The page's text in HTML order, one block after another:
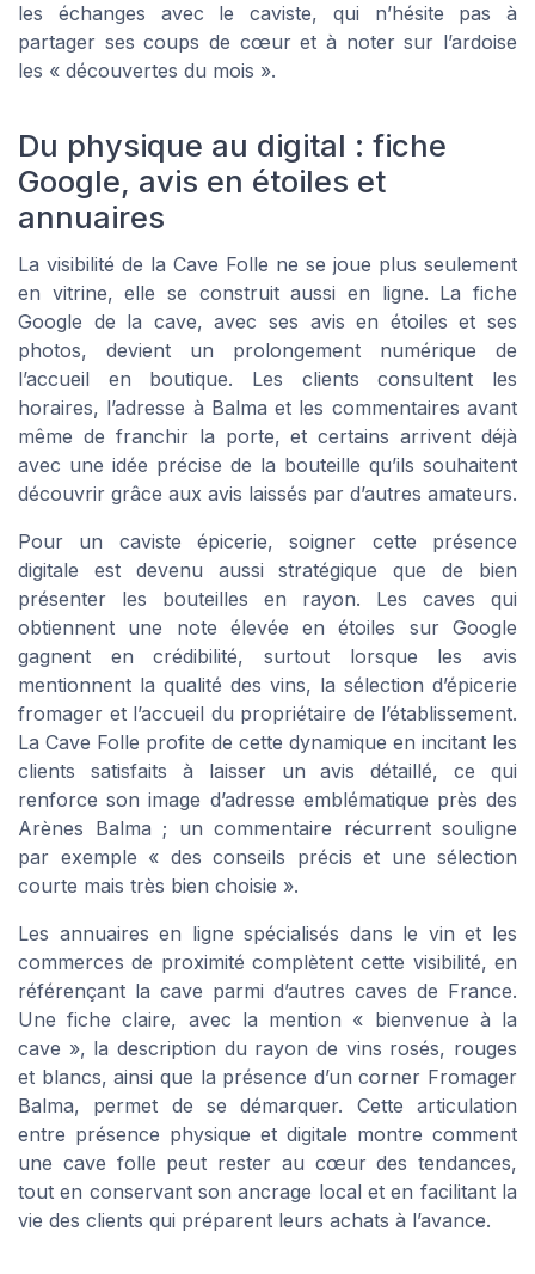
les échanges avec le caviste, qui n’hésite pas à
partager ses coups de cœur et à noter sur l’ardoise
les « découvertes du mois ».
Du physique au digital : fiche
Google, avis en étoiles et
annuaires
La visibilité de la Cave Folle ne se joue plus seulement
en vitrine, elle se construit aussi en ligne. La fiche
Google de la cave, avec ses avis en étoiles et ses
photos, devient un prolongement numérique de
l’accueil en boutique. Les clients consultent les
horaires, l’adresse à Balma et les commentaires avant
même de franchir la porte, et certains arrivent déjà
avec une idée précise de la bouteille qu’ils souhaitent
découvrir grâce aux avis laissés par d’autres amateurs.
Pour un caviste épicerie, soigner cette présence
digitale est devenu aussi stratégique que de bien
présenter les bouteilles en rayon. Les caves qui
obtiennent une note élevée en étoiles sur Google
gagnent en crédibilité, surtout lorsque les avis
mentionnent la qualité des vins, la sélection d’épicerie
fromager et l’accueil du propriétaire de l’établissement.
La Cave Folle profite de cette dynamique en incitant les
clients satisfaits à laisser un avis détaillé, ce qui
renforce son image d’adresse emblématique près des
Arènes Balma ; un commentaire récurrent souligne
par exemple « des conseils précis et une sélection
courte mais très bien choisie ».
Les annuaires en ligne spécialisés dans le vin et les
commerces de proximité complètent cette visibilité, en
référençant la cave parmi d’autres caves de France.
Une fiche claire, avec la mention « bienvenue à la
cave », la description du rayon de vins rosés, rouges
et blancs, ainsi que la présence d’un corner Fromager
Balma, permet de se démarquer. Cette articulation
entre présence physique et digitale montre comment
une cave folle peut rester au cœur des tendances,
tout en conservant son ancrage local et en facilitant la
vie des clients qui préparent leurs achats à l’avance.